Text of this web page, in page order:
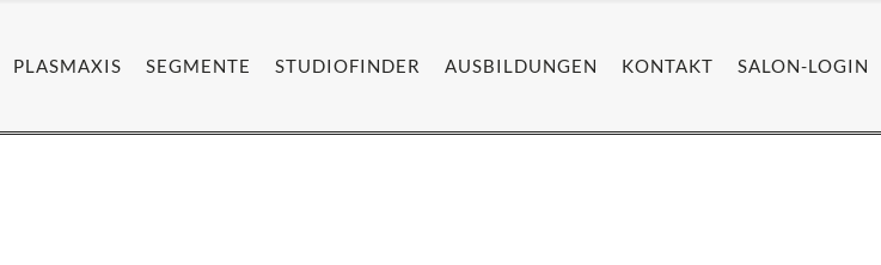
PLASMAXIS SEGMENTE STUDIOFINDER AUSBILDUNGEN KONTAKT SALON-LOGIN